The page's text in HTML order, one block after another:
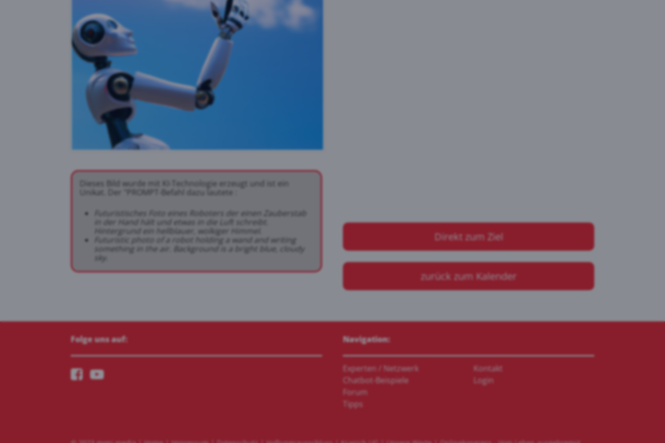
Dieses Bild wurde mit KI-Technologie erzeugt und ist ein
Unikat. Der "PROMPT-Befahl dazu lautete :
Futuristisches Foto eines Roboters der einen Zauberstab
in der Hand hält und etwas in die Luft schreibt.
Hintergrund ein hellblauer, wolkiger Himmel.
Futuristic photo of a robot holding a wand and writing
something in the air. Background is a bright blue, cloudy
sky.
Direkt zum Ziel
zurück zum Kalender
Folge uns auf: Navigation:
Experten / Netzwerk
Chatbot-Beispiele
Forum
Tipps
Kontakt
Login